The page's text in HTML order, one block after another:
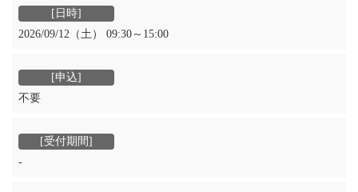
2026/09/12（土） 09:30～15:00
不要
‐